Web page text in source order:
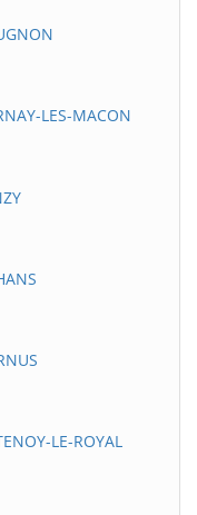
LES-MACON
LE-ROYAL